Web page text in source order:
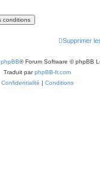
Supprimer
phpBB® Forum Software © phpBB
Traduit parphpBB-fr.com
Confidentialité | Conditions